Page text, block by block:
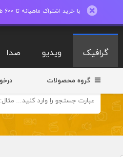
با خرید اشتراک ماهیانه تا 600 طرح لایه باز، وکتور، عکس، فایل های ویدیو وصدا دانلود کنید.
گرافیک ویدیو صدا
گروه محصولات